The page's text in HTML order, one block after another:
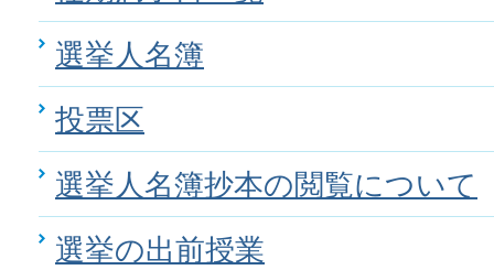
選挙人名簿
投票区
選挙人名簿抄本の閲覧について
選挙の出前授業